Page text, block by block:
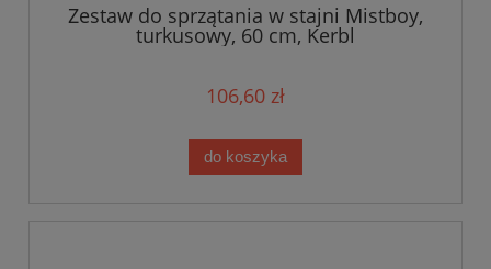
Zestaw do sprzątania w stajni Mistboy,
turkusowy, 60 cm, Kerbl
106,60 zł
do koszyka